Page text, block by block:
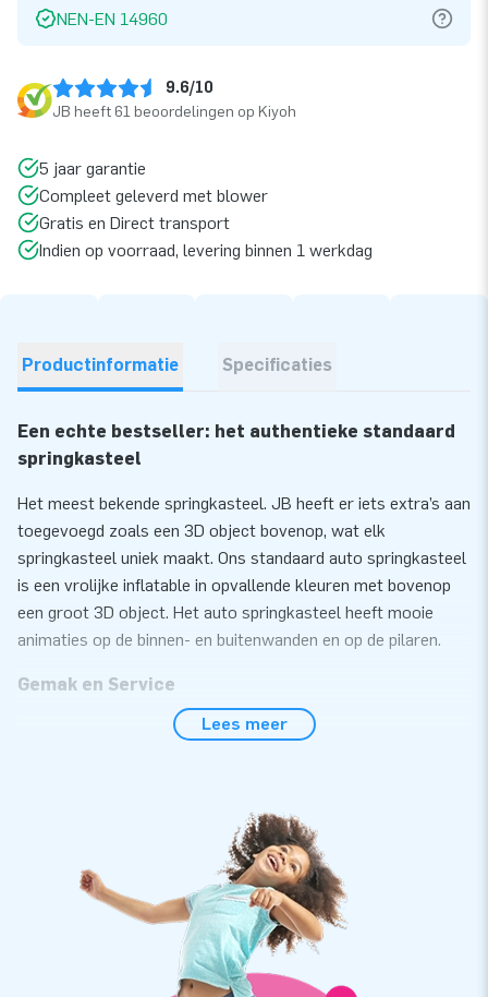
NEN-EN 14960
9.6/10
JB heeft 61 beoordelingen op Kiyoh
5 jaar garantie
Compleet geleverd met blower
Gratis en Direct transport
Indien op voorraad, levering binnen 1 werkdag
Productinformatie Specificaties
Een echte bestseller: het authentieke standaard
springkasteel
Het meest bekende springkasteel. JB heeft er iets extra’s aan
toegevoegd zoals een 3D object bovenop, wat elk
springkasteel uniek maakt. Ons standaard auto springkasteel
is een vrolijke inflatable in opvallende kleuren met bovenop
een groot 3D object. Het auto springkasteel heeft mooie
animaties op de binnen- en buitenwanden en op de pilaren.
Gemak en Service
Zet het standaard springkasteel met auto thema gemakkelijk
springkasteel wordt compact in één deel geleverd en is
daardoor gemakkelijk te transporteren. De inflatable wordt
geleverd inclusief blower, verankeringsmateriaal,
transportzak, en een duidelijke handleiding. Alles compleet
voor een mooie beleving.
Kwaliteit en Garantie
Lees meer